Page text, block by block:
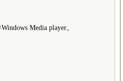
Media player。